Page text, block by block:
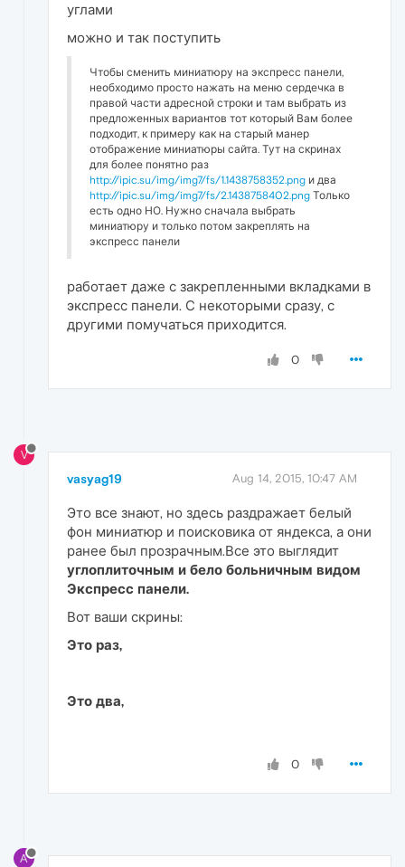
углами
можно и так поступить
Чтобы сменить миниатюру на экспресс панели,
необходимо просто нажать на меню сердечка в
правой части адресной строки и там выбрать из
предложенных вариантов тот который Вам более
подходит, к примеру как на старый манер
отображение миниатюры сайта. Тут на скринах
для более понятно раз
http://ipic.su/img/img7/fs/1.1438758352.png и два
http://ipic.su/img/img7/fs/2.1438758402.png Только
есть одно НО. Нужно сначала выбрать
миниатюру и только потом закреплять на
экспресс панели
работает даже с закрепленными вкладками в
экспресс панели. С некоторыми сразу, с
другими помучаться приходится.
0
V
vasyag19 Aug 14, 2015, 10:47 AM
Это все знают, но здесь раздражает белый
фон миниатюр и поисковика от яндекса, а они
ранее был прозрачным.Все это выглядит
углоплиточным и бело больничным видом
Экспресс панели.
Вот ваши скрины:
Это раз,
Это два,
0
A